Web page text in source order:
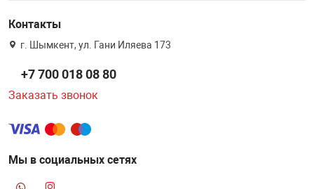
Контакты
г. Шымкент, ул. Гани Иляева 173
+7 700 018 08 80
Заказать звонок
Мы в социальных сетях